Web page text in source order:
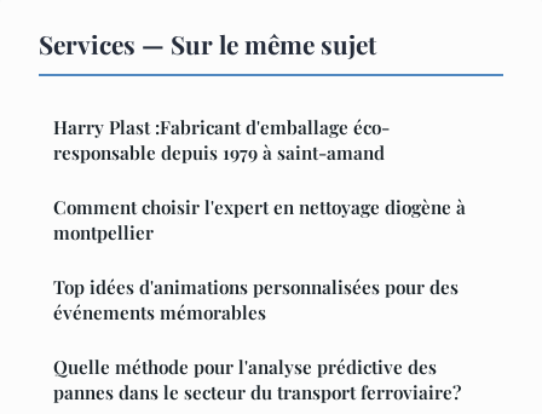
Services — Sur le même sujet
Harry Plast :Fabricant d'emballage éco-
responsable depuis 1979 à saint-amand
Comment choisir l'expert en nettoyage diogène à
montpellier
Top idées d'animations personnalisées pour des
événements mémorables
Quelle méthode pour l'analyse prédictive des
pannes dans le secteur du transport ferroviaire?